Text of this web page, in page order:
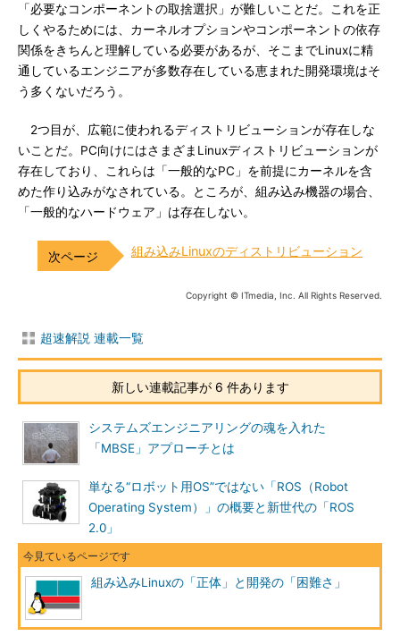
「必要なコンポーネントの取捨選択」が難しいことだ。これを正
しくやるためには、カーネルオプションやコンポーネントの依存
関係をきちんと理解している必要があるが、そこまでLinuxに精
通しているエンジニアが多数存在している恵まれた開発環境はそ
う多くないだろう。
2つ目が、広範に使われるディストリビューションが存在しな
いことだ。PC向けにはさまざまLinuxディストリビューションが
存在しており、これらは「一般的なPC」を前提にカーネルを含
めた作り込みがなされている。ところが、組み込み機器の場合、
「一般的なハードウェア」は存在しない。
組み込みLinuxのディストリビューション
Copyright © ITmedia, Inc. All Rights Reserved.
超速解説 連載一覧
新しい連載記事が 6 件あります
システムズエンジニアリングの魂を入れた
「MBSE」アプローチとは
単なる“ロボット用OS”ではない「ROS（Robot
Operating System）」の概要と新世代の「ROS
2.0」
組み込みLinuxの「正体」と開発の「困難さ」